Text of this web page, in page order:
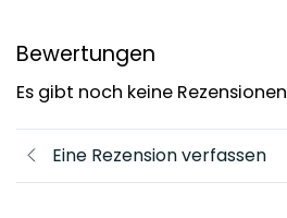
Bewertungen
Es gibt noch keine Rezensionen
Eine Rezension verfassen